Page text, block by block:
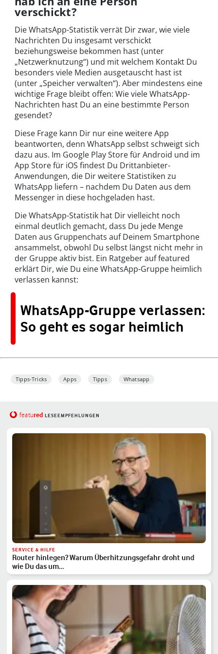
verschickt?
Die WhatsApp-Statistik verrät Dir zwar, wie viele
Nachrichten Du insgesamt verschickt
beziehungsweise bekommen hast (unter
„Netzwerknutzung“) und mit welchem Kontakt Du
besonders viele Medien ausgetauscht hast ist
(unter „Speicher verwalten“). Aber mindestens eine
wichtige Frage bleibt offen: Wie viele WhatsApp-
Nachrichten hast Du an eine bestimmte Person
gesendet?
Diese Frage kann Dir nur eine weitere App
beantworten, denn WhatsApp selbst schweigt sich
dazu aus. Im Google Play Store für Android und im
App Store für iOS findest Du Drittanbieter-
Anwendungen, die Dir weitere Statistiken zu
WhatsApp liefern – nachdem Du Daten aus dem
Messenger in diese hochgeladen hast.
Die WhatsApp-Statistik hat Dir vielleicht noch
einmal deutlich gemacht, dass Du jede Menge
Daten aus Gruppenchats auf Deinem Smartphone
ansammelst, obwohl Du selbst längst nicht mehr in
der Gruppe aktiv bist. Ein Ratgeber auf featured
erklärt Dir, wie Du eine WhatsApp-Gruppe heimlich
verlassen kannst:
WhatsApp-Gruppe verlassen:
So geht es sogar heimlich
Tipps-Tricks Apps Tipps Whatsapp
featured LESEEMPFEHLUNGEN
SERVICE & HILFE
Router hinlegen? Warum Überhitzungsgefahr droht und
wie Du das um…